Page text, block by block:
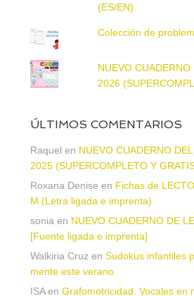
(ES/EN)
Colección de
NUEVO
2026
ÚLTIMOS COMENTARIOS
Raquel en NUEVO CUADERNO
2025 (SUPERCOMPLETO Y
Roxana Denise en Fichas de
M (Letra ligada e imprenta)
sonia en NUEVO CUADERNO DE
[Fuente ligada e imprenta]
Walkiria Cruz en Sudokus infantiles
mente este verano
ISAen Grafomotricidad. Vocales en